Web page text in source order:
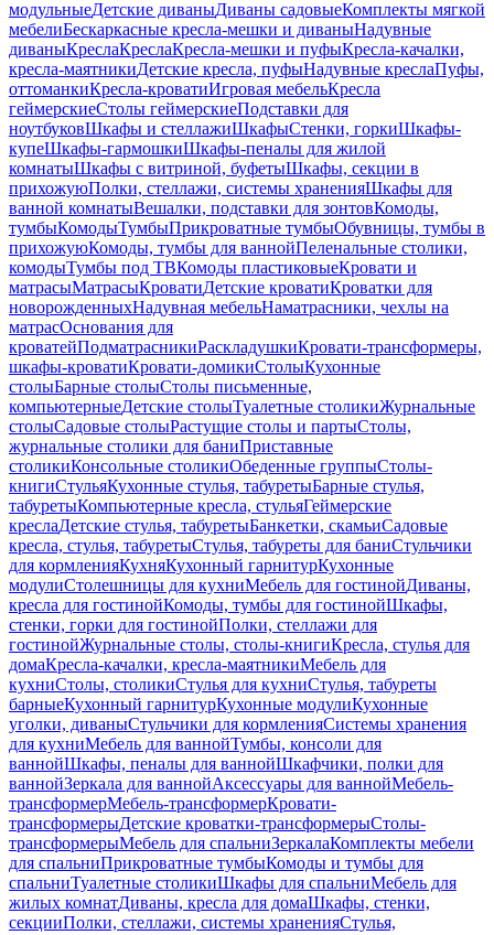
модульныеДетские диваныДиваны садовыеКомплекты мягкой
мебелиБескаркасные кресла-мешки и диваныНадувные
диваныКреслаКреслаКресла-мешки и пуфыКресла-качалки,
кресла-маятникиДетские кресла, пуфыНадувные креслаПуфы,
оттоманкиКресла-кроватиИгровая мебельКресла
геймерскиеСтолы геймерскиеПодставки для
ноутбуковШкафы и стеллажиШкафыСтенки, горкиШкафы-
купеШкафы-гармошкиШкафы-пеналы для жилой
комнатыШкафы с витриной, буфетыШкафы, секции в
прихожуюПолки, стеллажи, системы храненияШкафы для
ванной комнатыВешалки, подставки для зонтовКомоды,
тумбыКомодыТумбыПрикроватные тумбыОбувницы, тумбы в
прихожуюКомоды, тумбы для ваннойПеленальные столики,
комодыТумбы под ТВКомоды пластиковыеКровати и
матрасыМатрасыКроватиДетские кроватиКроватки для
новорожденныхНадувная мебельНаматрасники, чехлы на
матрасОснования для
кроватейПодматрасникиРаскладушкиКровати-трансформеры,
шкафы-кроватиКровати-домикиСтолыКухонные
столыБарные столыСтолы письменные,
компьютерныеДетские столыТуалетные столикиЖурнальные
столыСадовые столыРастущие столы и партыСтолы,
журнальные столики для баниПриставные
столикиКонсольные столикиОбеденные группыСтолы-
книгиСтульяКухонные стулья, табуретыБарные стулья,
табуретыКомпьютерные кресла, стульяГеймерские
креслаДетские стулья, табуретыБанкетки, скамьиСадовые
кресла, стулья, табуретыСтулья, табуреты для баниСтульчики
для кормленияКухняКухонный гарнитурКухонные
модулиСтолешницы для кухниМебель для гостинойДиваны,
кресла для гостинойКомоды, тумбы для гостинойШкафы,
стенки, горки для гостинойПолки, стеллажи для
гостинойЖурнальные столы, столы-книгиКресла, стулья для
домаКресла-качалки, кресла-маятникиМебель для
кухниСтолы, столикиСтулья для кухниСтулья, табуреты
барныеКухонный гарнитурКухонные модулиКухонные
уголки, диваныСтульчики для кормленияСистемы хранения
для кухниМебель для ваннойТумбы, консоли для
ваннойШкафы, пеналы для ваннойШкафчики, полки для
ваннойЗеркала для ваннойАксессуары для ваннойМебель-
трансформерМебель-трансформерКровати-
трансформерыДетские кроватки-трансформерыСтолы-
трансформерыМебель для спальниЗеркалаКомплекты мебели
для спальниПрикроватные тумбыКомоды и тумбы для
спальниТуалетные столикиШкафы для спальниМебель для
жилых комнатДиваны, кресла для домаШкафы, стенки,
секцииПолки, стеллажи, системы храненияСтулья,